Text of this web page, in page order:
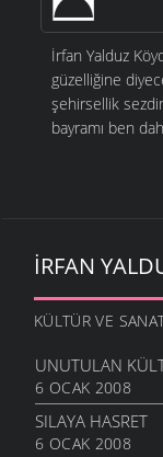
İrfan Yalduz
güzelliğine
şehirsellik
bayramı ben
İRFAN
KÜLTÜR VE
UNUTULAN
6 OCAK 2008
SILAYA HASRET
6 OCAK 2008